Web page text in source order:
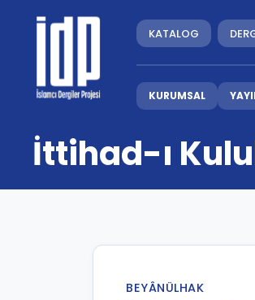
KATALOG
KURUMSAL
İttihad-ı
BEYÂNÜLHAK